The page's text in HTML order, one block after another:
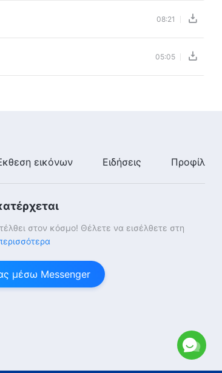
08:21
05:05
εικόνων Ειδήσεις Προφίλ
στον κόσμο! Θέλετε να εισέλθετε στη
μέσω Messenger